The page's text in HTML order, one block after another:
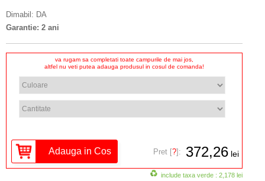
Dimabil: DA
Garantie: 2 ani
va rugam sa completati toate campurile de mai jos,
altfel nu veti putea adauga produsul in cosul de comanda!
Pret [?]: 372,26 lei
include taxa verde : 2,178 lei